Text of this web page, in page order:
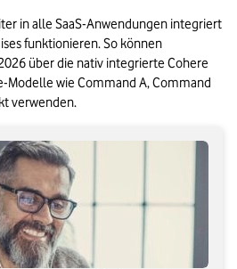
funktionieren. So können
über die nativ integrierte Cohere
Modelle wie Command A, Command
verwenden.